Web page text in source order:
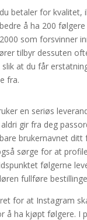
betaler for kvalitet,
å ha 200
som forsvinner
tilbyr dessuten
at du får
fra.
en seriøs
gir fra deg
brukernavnet ditt
sørge for at
følgerne
fullføre
for at Instagram
å ha kjøpt følgere. I